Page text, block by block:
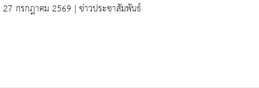
กรกฎาคม 2569 | ข่าวประชาสัมพันธ์